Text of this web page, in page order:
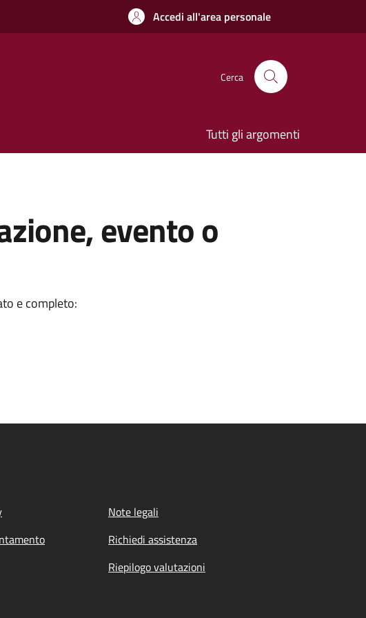
Accedi all'area personale
Cerca
Tutti gli argomenti
evento o
e completo:
Note legali
Richiedi assistenza
Riepilogo valutazioni